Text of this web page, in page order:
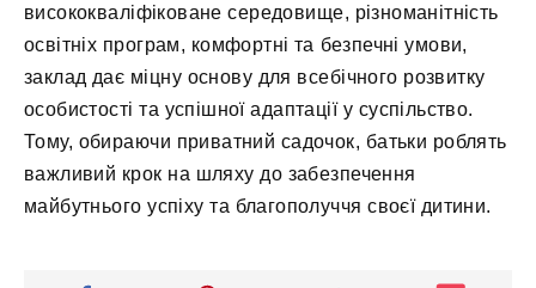
висококваліфіковане середовище, різноманітність
освітніх програм, комфортні та безпечні умови,
заклад дає міцну основу для всебічного розвитку
особистості та успішної адаптації у суспільство.
Тому, обираючи приватний садочок, батьки роблять
важливий крок на шляху до забезпечення
майбутнього успіху та благополуччя своєї дитини.